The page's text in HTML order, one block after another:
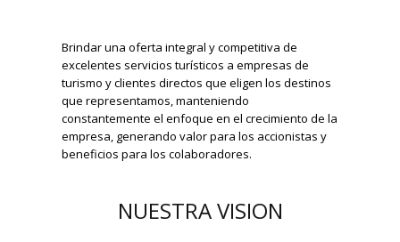
Brindar una oferta integral y competitiva de
excelentes servicios turísticos a empresas de
turismo y clientes directos que eligen los destinos
que representamos, manteniendo
constantemente el enfoque en el crecimiento de la
empresa, generando valor para los accionistas y
beneficios para los colaboradores.
NUESTRA VISION